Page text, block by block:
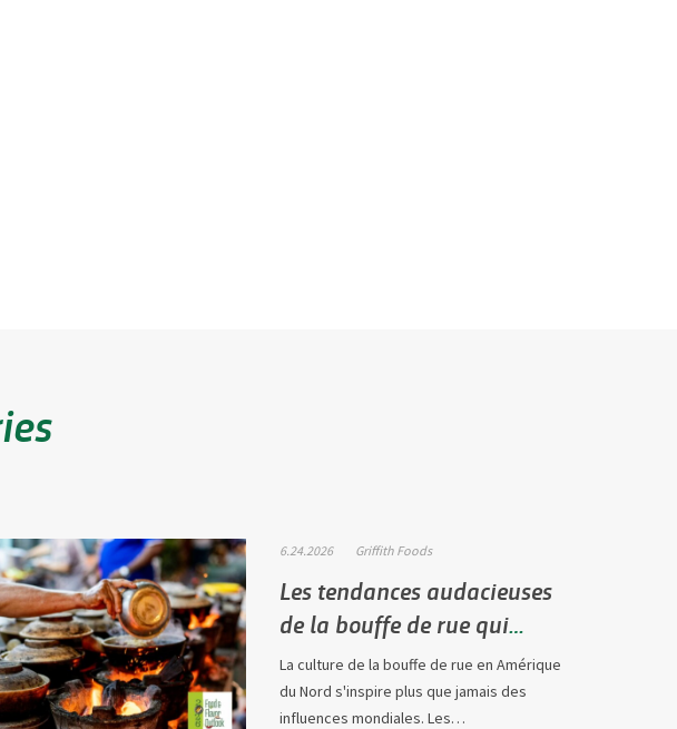
6.24.2026 Griffith Foods
Les tendances audacieuses
de la bouffe de rue qui
déferlent sur l'Amérique du
Nord
La culture de la bouffe de rue en Amérique
du Nord s'inspire plus que jamais des
influences mondiales. Les